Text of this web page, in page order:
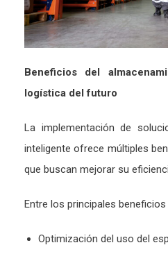
Beneficios del
logística del futuro
La implementación de
inteligente ofrece múltiples
que buscan mejorar su
Entre los principales
Optimización del uso del